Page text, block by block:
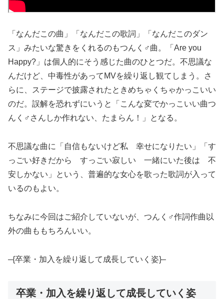
「なんだこの曲」「なんだこの歌詞」「なんだこのダン
ス」みたいな驚きをくれるのもつんく♂曲。「Are you
Happy?」は個人的にそう感じた曲のひとつだ。不思議な
んだけど、中毒性があってMVを繰り返し観てしまう。さ
らに、ステージで披露されたときめちゃくちゃかっこいい
のだ。誤解を恐れずにいうと「こんな変でかっこいい曲つ
んく♂さんしか作れない、たまらん！」となる。
不思議な曲に「自信もないけど私 幸せになりたい」「す
っごい好きだから すっごい寂しい 一緒にいた後は 不
安しかない」という、普遍的な女心を歌った歌詞が入って
いるのもよい。
ちなみに今回はご紹介していないが、つんく♂作詞作曲以
外の曲ももちろんいい。
–{卒業・加入を繰り返して成長していく姿}–
卒業・加入を繰り返して成長していく姿